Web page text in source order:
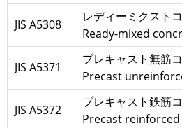
JIS A5308
レディーミクスト
Ready-mixed
JIS A5371
プレキャスト無筋
Precast
JIS A5372
プレキャスト鉄筋
Precast